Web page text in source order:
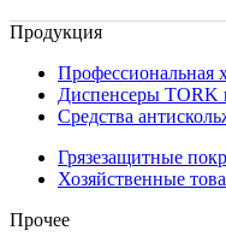
Продукция
Профессиональная
Диспенсеры TORK
Cредства
Грязезащитные
Хозяйственные
Прочее